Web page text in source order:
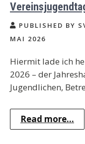
PUBLISHED BY
MAI 2026
Hiermit lade ich
2026 – der
Jugendlichen,
Read more...